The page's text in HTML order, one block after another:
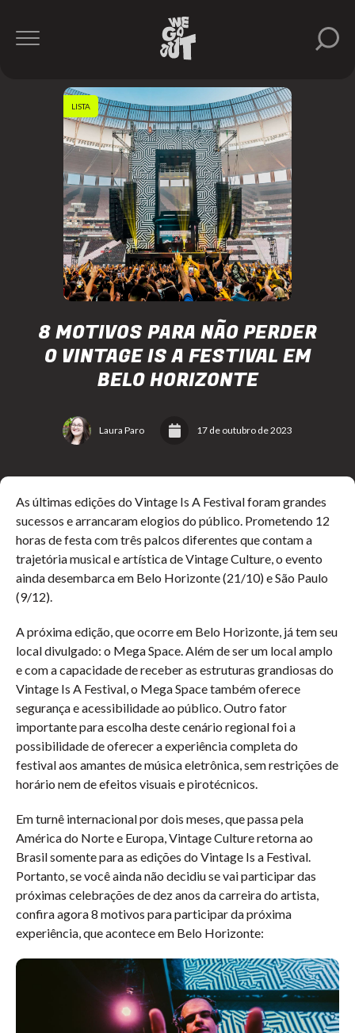
8 MOTIVOS PARA NÃO PERDER
O VINTAGE IS A FESTIVAL EM
BELO HORIZONTE
Laura Paro 17 de outubro de 2023
LISTA
As últimas edições do Vintage Is A Festival foram grandes
sucessos e arrancaram elogios do público. Prometendo 12
horas de festa com três palcos diferentes que contam a
trajetória musical e artística de Vintage Culture, o evento
ainda desembarca em Belo Horizonte (21/10) e São Paulo
(9/12).
A próxima edição, que ocorre em Belo Horizonte, já tem seu
local divulgado: o Mega Space. Além de ser um local amplo
e com a capacidade de receber as estruturas grandiosas do
Vintage Is A Festival, o Mega Space também oferece
segurança e acessibilidade ao público.Outro fator
importante para escolha deste cenário regional foi a
possibilidade de oferecer a experiência completa do
festival aos amantes de música eletrônica, sem restrições de
horário nem de efeitos visuais e pirotécnicos.
Em turnê internacional por dois meses, que passa pela
América do Norte e Europa, Vintage Culture retorna ao
Brasil somente para as edições do Vintage Is a Festival.
Portanto, se você ainda não decidiu se vai participar das
próximas celebrações de dez anos da carreira do artista,
confira agora 8 motivos para participar da próxima
experiência, que acontece em Belo Horizonte: